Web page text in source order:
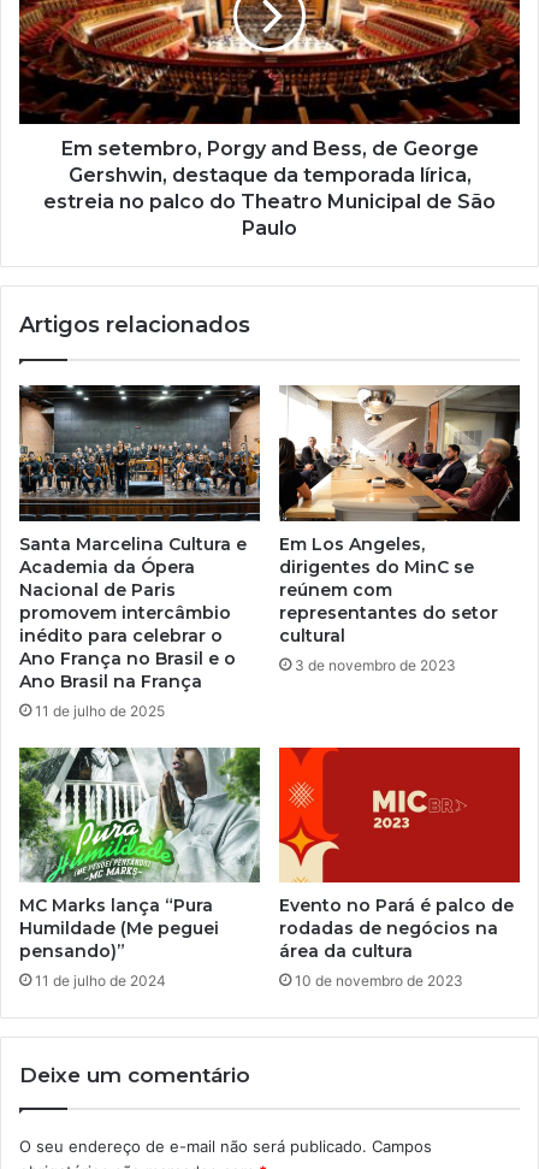
l
Em setembro, Porgy and Bess, de George
Gershwin, destaque da temporada lírica,
estreia no palco do Theatro Municipal de São
Paulo
Artigos relacionados
Santa Marcelina Cultura e
Academia da Ópera
Nacional de Paris
promovem intercâmbio
inédito para celebrar o
Ano França no Brasil e o
Ano Brasil na França
11 de julho de 2025
Em Los Angeles,
dirigentes do MinC se
reúnem com
representantes do setor
cultural
3 de novembro de 2023
MC Marks lança “Pura
Humildade (Me peguei
pensando)”
11 de julho de 2024
Evento no Pará é palco de
rodadas de negócios na
área da cultura
10 de novembro de 2023
Deixe um comentário
O seu endereço de e-mail não será publicado. Campos